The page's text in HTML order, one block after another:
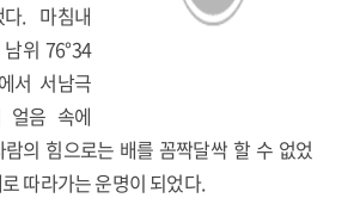
. 마침내
위 76°34
서 서남극
얼음 속에
의 힘으로는 배를 꼼짝달싹 할 수 없었
따라가는 운명이 되었다.